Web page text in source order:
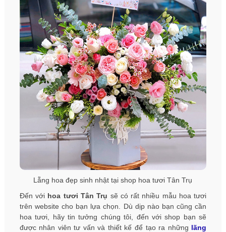
Lẵng hoa đẹp sinh nhật tại shop hoa tươi Tân Trụ
Đến với hoa tươi Tân Trụ sẽ có rất nhiều mẫu hoa tươi
trên website cho bạn lựa chọn. Dù dịp nào bạn cũng cần
hoa tươi, hãy tin tưởng chúng tôi, đến với shop bạn sẽ
được nhân viên tư vấn và thiết kế để tạo ra những lãng